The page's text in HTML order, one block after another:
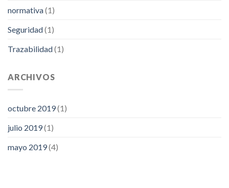
normativa(1)
Seguridad(1)
Trazabilidad(1)
ARCHIVOS
octubre 2019(1)
julio 2019(1)
mayo 2019(4)